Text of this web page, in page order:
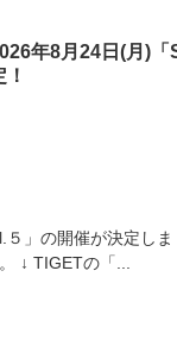
年8月24日(月)
！
ました！ チケットはTIGETに
↓ TIGETの「...